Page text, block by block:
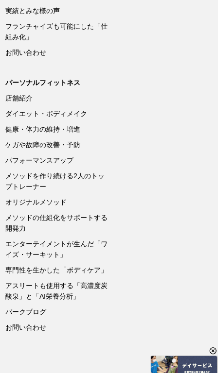
実績とみな様の声
フランチャイズも可能にした「仕
組み化」
お問い合わせ
パーソナルフィットネス
店舗紹介
ダイエット・ボディメイク
健康・体力の維持・増進
ケガや故障の改善・予防
パフォーマンスアップ
メソッドを作り続ける2人のトッ
プトレーナー
オリジナルメソッド
メソッドの仕組化をサポートする
開発力
エンターテイメントが生んだ「ワ
イズ・サーキット」
専門性を生かした「ボディケア」
アスリートも使用する「高濃度炭
酸泉」と「AI栄養分析」
パークブログ
お問い合わせ